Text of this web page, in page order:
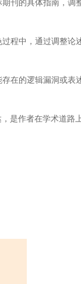
程中，通过调整论
在的逻辑漏洞或表
是作者在学术道路